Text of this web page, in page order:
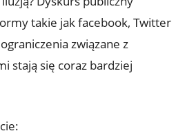
takie jak facebook, Twitter
związane z
stają się coraz bardziej